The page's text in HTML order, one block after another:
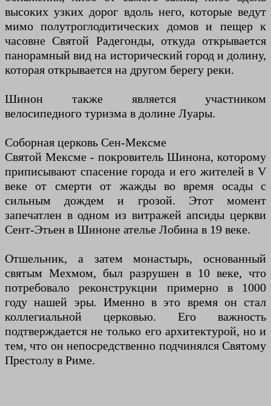
высоких узких дорог вдоль него, которые ведут
мимо полутроглодитических домов и пещер к
часовне Святой Радегонды, откуда открывается
панорамный вид на исторический город и долину,
которая открывается на другом берегу реки.
Шинон также является участником
велосипедного туризма в долине Луары.
Соборная церковь Сен-Мексме
Святой Мексме - покровитель Шинона, которому
приписывают спасение города и его жителей в V
веке от смерти от жажды во время осады с
сильным дождем и грозой. Этот момент
запечатлен в одном из витражей апсиды церкви
Сент-Этьен в Шиноне ателье Лобина в 19 веке.
Отшельник, а затем монастырь, основанный
святым Мехмом, был разрушен в 10 веке, что
потребовало реконструкции примерно в 1000
году нашей эры. Именно в это время он стал
коллегиальной церковью. Его важность
подтверждается не только его архитектурой, но и
тем, что он непосредственно подчинялся Святому
Престолу в Риме.